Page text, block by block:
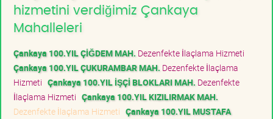
hizmetini verdiğimiz Çankaya
Mahalleleri
Çankaya 100.YIL ÇİĞDEM MAH. Dezenfekte İlaçlama Hizmeti
Çankaya 100.YIL ÇUKURAMBAR MAH. Dezenfekte İlaçlama
Hizmeti Çankaya 100.YIL İŞÇİ BLOKLARI MAH. Dezenfekte
İlaçlama Hizmeti Çankaya 100.YIL KIZILIRMAK MAH.
Dezenfekte İlaçlama Hizmeti Çankaya 100.YIL MUSTAFA